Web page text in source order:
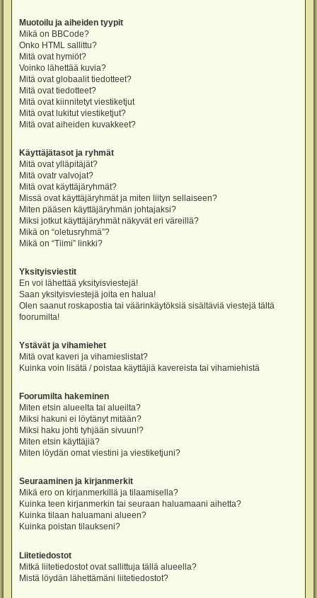
Muotoilu ja aiheiden tyypit
Mikä on BBCode?
Onko HTML sallittu?
Mitä ovat hymiöt?
Voinko lähettää kuvia?
Mitä ovat globaalit tiedotteet?
Mitä ovat tiedotteet?
Mitä ovat kiinnitetyt viestiketjut
Mitä ovat lukitut viestiketjut?
Mitä ovat aiheiden kuvakkeet?
Käyttäjätasot ja ryhmät
Mitä ovat ylläpitäjät?
Mitä ovatr valvojat?
Mitä ovat käyttäjäryhmät?
Missä ovat käyttäjäryhmät ja miten liityn sellaiseen?
Miten pääsen käyttäjäryhmän johtajaksi?
Miksi jotkut käyttäjäryhmät näkyvät eri väreillä?
Mikä on “oletusryhmä”?
Mikä on “Tiimi” linkki?
Yksityisviestit
En voi lähettää yksityisviestejä!
Saan yksityisviestejä joita en halua!
Olen saanut roskapostia tai väärinkäytöksiä sisältäviä viestejä tältä
foorumilta!
Ystävät ja vihamiehet
Mitä ovat kaveri ja vihamieslistat?
Kuinka voin lisätä / poistaa käyttäjiä kavereista tai vihamiehistä
Foorumilta hakeminen
Miten etsin alueelta tai alueilta?
Miksi hakuni ei löytänyt mitään?
Miksi haku johti tyhjään sivuun!?
Miten etsin käyttäjiä?
Miten löydän omat viestini ja viestiketjuni?
Seuraaminen ja kirjanmerkit
Mikä ero on kirjanmerkillä ja tilaamisella?
Kuinka teen kirjanmerkin tai seuraan haluamaani aihetta?
Kuinka tilaan haluamani alueen?
Kuinka poistan tilaukseni?
Liitetiedostot
Mitkä liitetiedostot ovat sallittuja tällä alueella?
Mistä löydän lähettämäni liitetiedostot?